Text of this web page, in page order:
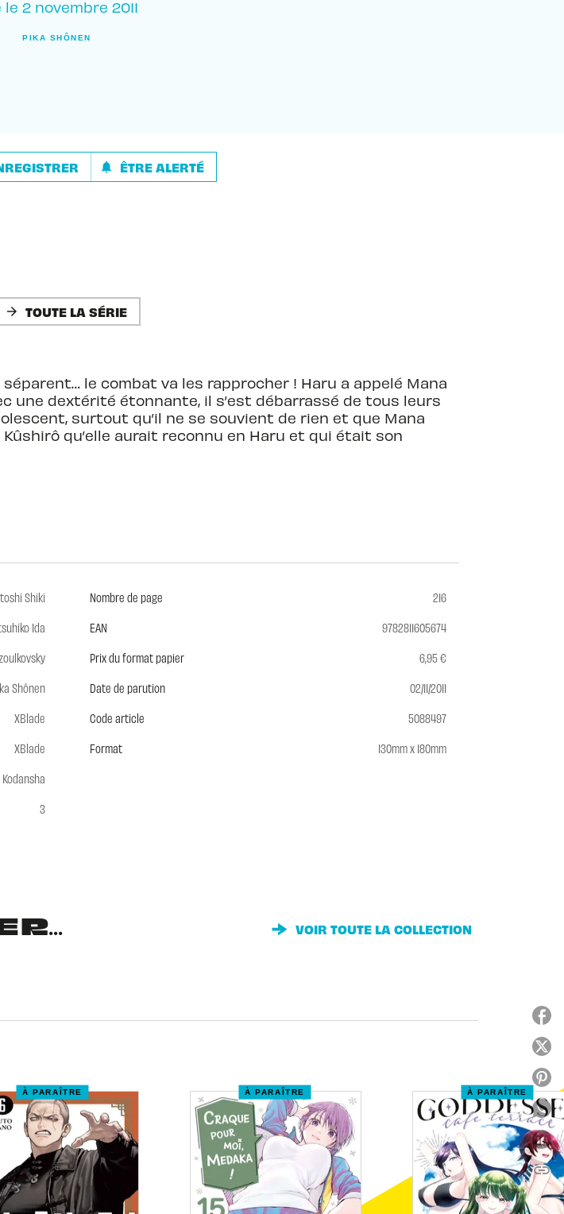
le 2 novembre 2011
PIKA SHÔNEN
notifications ÊTRE ALERTÉ
arrow_forward TOUTE LA SÉRIE
le combat va les rapprocher ! Haru a appelé Mana
une dextérité étonnante, il s’est débarrassé de tous leurs
surtout qu’il ne se souvient de rien et que Mana
qu’elle aurait reconnu en Haru et qui était son
Shiki
Ida
Shônen
XBlade
XBlade
Kodansha
3
Nombre de page
216
EAN
9782811605674
Prix du format papier
6,95 €
Date de parution
02/11/2011
Code article
5088497
Format
130mm x 180mm
VOIR TOUTE LA COLLECTION
À PARAÎTRE À PARAÎTRE À PARAÎTRE
link